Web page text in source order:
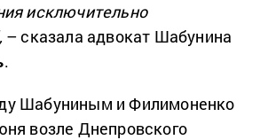
исключительно
– сказала адвокат Шабунина
.
Шабуниным и Филимоненко
возле Днепровского